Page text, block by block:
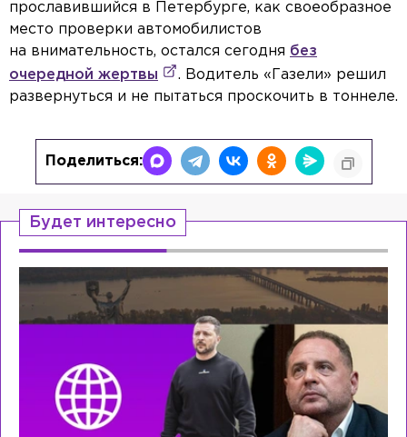
прославившийся в Петербурге, как своеобразное
место проверки автомобилистов
на внимательность, остался сегодня без
очередной жертвы
. Водитель «Газели» решил
развернуться и не пытаться проскочить в тоннеле.
Поделиться:
Будет интересно